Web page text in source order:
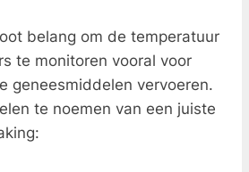
belang om de temperatuur
te monitoren vooral voor
geneesmiddelen vervoeren.
te noemen van een juiste